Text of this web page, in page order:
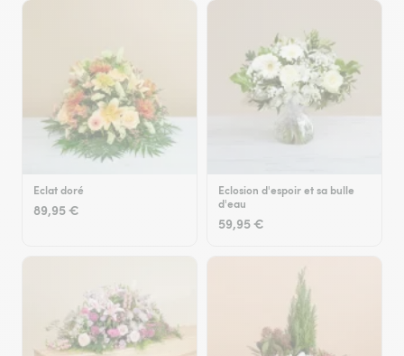
Eclat doré
89,95 €
Eclosion d'espoir et sa bulle
d'eau
59,95 €